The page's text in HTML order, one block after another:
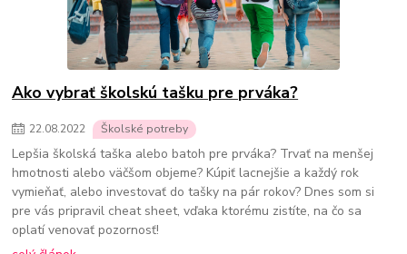
Ako vybrať školskú tašku pre prváka?
22.08.2022 Školské potreby
Lepšia školská taška alebo batoh pre prváka? Trvať na menšej
hmotnosti alebo väčšom objeme? Kúpiť lacnejšie a každý rok
vymieňať, alebo investovať do tašky na pár rokov? Dnes som si
pre vás pripravil cheat sheet, vďaka ktorému zistíte, na čo sa
oplatí venovať pozornosť!